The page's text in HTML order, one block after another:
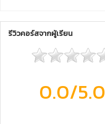
รีวิวคอร์สจากผู้เรียน
0.0/5.0